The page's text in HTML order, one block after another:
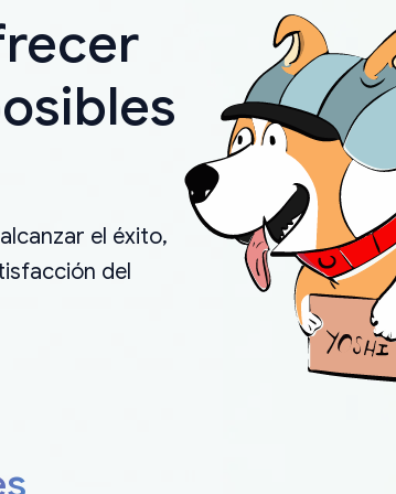
el éxito,
del